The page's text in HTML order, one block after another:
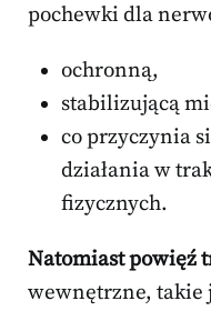
pochewki dla
ochronną,
stabilizującą
co przyczynia
działania w
fizycznych.
Natomiast powięź
wewnętrzne, takie